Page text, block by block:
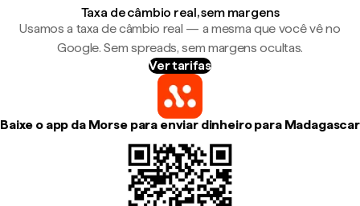
Taxa de câmbio real, sem margens
Usamos a taxa de câmbio real — a mesma que você vê no
Google. Sem spreads, sem margens ocultas.
Ver tarifas
Baixe o app da Morse para enviar dinheiro para Madagascar